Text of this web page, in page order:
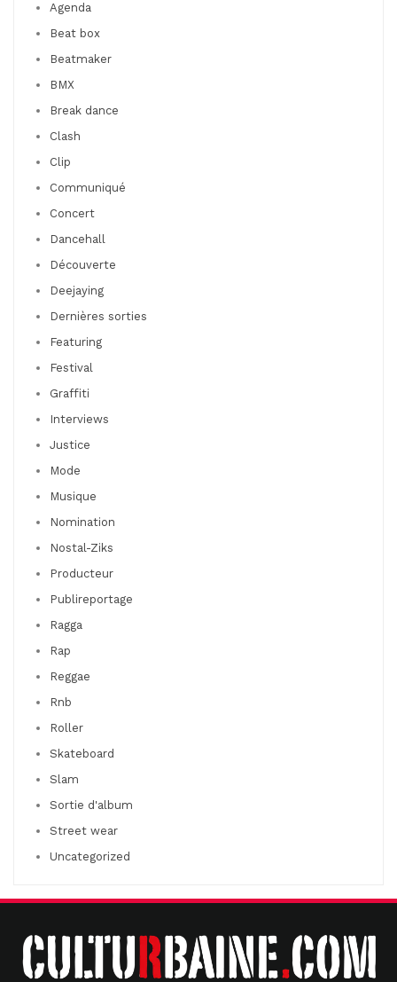
Agenda
Beat box
Beatmaker
BMX
Break dance
Clash
Clip
Communiqué
Concert
Dancehall
Découverte
Deejaying
Dernières sorties
Featuring
Festival
Graffiti
Interviews
Justice
Mode
Musique
Nomination
Nostal-Ziks
Producteur
Publireportage
Ragga
Rap
Reggae
Rnb
Roller
Skateboard
Slam
Sortie d'album
Street wear
Uncategorized